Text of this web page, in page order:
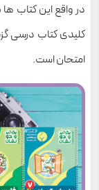
در واقع این کتاب
کلیدی کتاب درسی
امتحان است.